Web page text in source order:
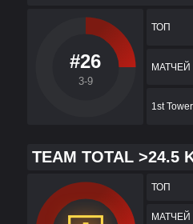
#26
3-9
ТОП
МАТЧЕЙ
1st Tower
TEAM TOTAL >24.5
ТОП
МАТЧЕЙ